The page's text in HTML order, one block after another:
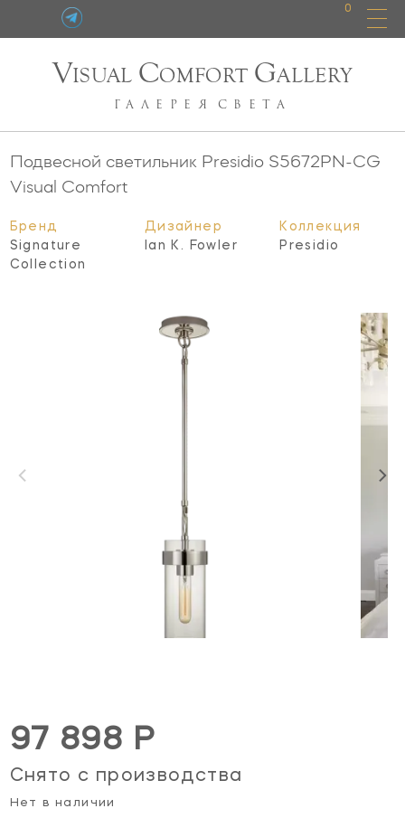
0
VISUAL COMFORT GALLERY
ГАЛЕРЕЯ СВЕТА
Подвесной светильник Presidio S5672PN-CG
Visual Comfort
Бренд
Signature
Collection
Дизайнер
Ian K. Fowler
Коллекция
Presidio
97 898 Р
Снято с производства
Нет в наличии